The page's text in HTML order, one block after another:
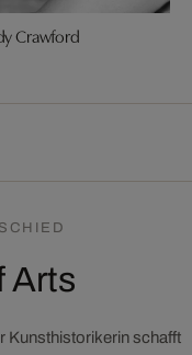
Crawford
Arts
Kunsthistorikerin schafft